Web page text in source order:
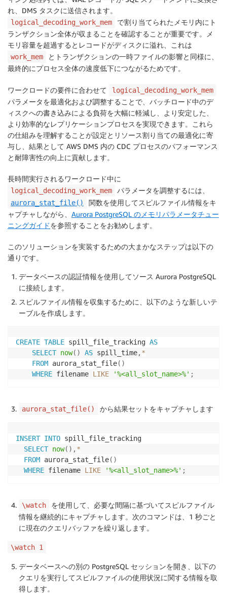
れ、DMS タスクに送信されます。
logical_decoding_work_mem
で割り当てられたメモリ内にト
ランザクション全体が収まることを確認することが重要です。メ
モリ容量を超過するとレコードがディスクに溢れ、これは
work_mem
とトランザクションの一時ファイルの影響と同様に、
最終的にプロセス全体の速度低下につながるためです。
ワークロードの要件に合わせて logical_decoding_work_mem
パラメータを最適化および調整することで、バッチロード中のデ
ィスクへの書き込みによる負荷を大幅に軽減し、より安定した、
より効率的なレプリケーションプロセスを実現できます。これら
の仕組みを理解することが設定とリソース割り当ての最適化に寄
与し、結果として AWS DMS 内の CDC プロセスのパフォーマンス
と耐障害性の向上に貢献します。
長時間実行されるワークロード中に
logical_decoding_work_mem パラメータを調整するには、
aurora_stat_file()
関数を使用してスピルファイル情報をキ
ャプチャしながら、 Aurora PostgreSQL のメモリパラメータチュー
ニングガイドを参照することをお勧めします。
このソリューションを実装するための大まかなステップは以下の
通りです。
データベースの認証情報を使用してソース Aurora PostgreSQL
に接続します。
スピルファイル情報を収集するために、以下のような新しいテ
ーブルを作成します。
CREATE TABLE spill_file_tracking AS
SELECT now( ) AS spill_time,*
FROM aurora_stat_file( )
WHERE filename LIKE '%<all_slot_name>%' ;
aurora_stat_file() から結果セットをキャプチャします
INSERT INTO spill_file_tracking
SELECT now( ) ,*
FROM aurora_stat_file( )
WHERE filename LIKE '%<all_slot_name>%' ;
\watch
を使用して、必要な間隔に基づいてスピルファイル
情報を継続的にキャプチャします。次のコマンドは、1 秒ごと
に現在のクエリバッファを繰り返します。
\watch 1
データベースへの別の PostgreSQL セッションを開き、以下の
クエリを実行してスピルファイルの使用状況に関する情報を取
得します。